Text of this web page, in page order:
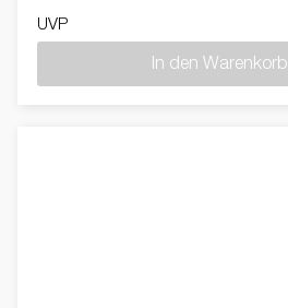
UVP
In den Warenkorb